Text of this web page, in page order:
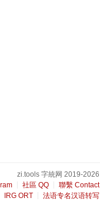
zi.tools 字統网 2019-2026
社區 QQ
聯繫 Contact
IRG ORT 法语专名汉语转写